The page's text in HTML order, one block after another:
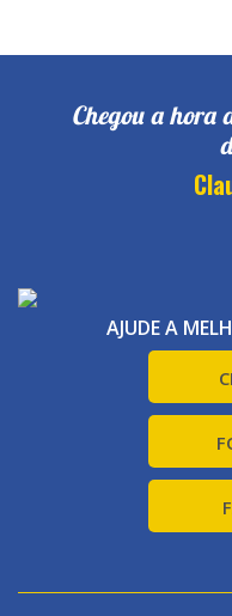
Chegou a hora
AJUDE A